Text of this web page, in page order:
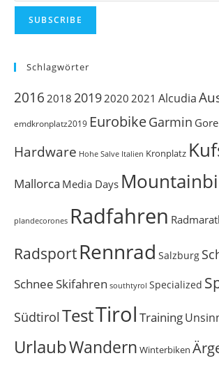
SUBSCRIBE
Schlagwörter
2016 2018 20192020 2021 Alcudia
emdkronplatz2019 EurobikeGarmin Gore
Hardware Hohe Salve Italien Kronplatz
Mallorca Media Days
plandecorones Radfahren
RadsportRennrad Salzburg
Schnee Skifahren southtyrol Specialized
Südtirol TestTirol Training
UrlaubWandern Winterbiken